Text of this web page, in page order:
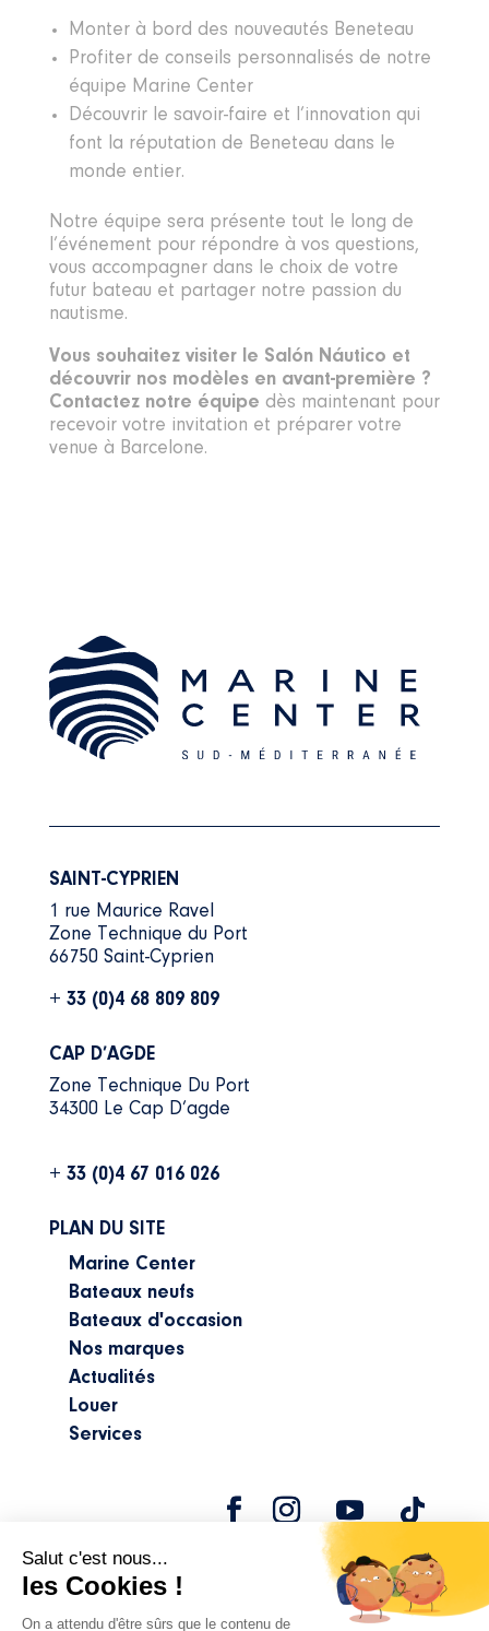
Monter à bord des nouveautés Beneteau
Profiter de conseils personnalisés de notre
équipe Marine Center
Découvrir le savoir-faire et l’innovation qui
font la réputation de Beneteau dans le
monde entier.
Notre équipe sera présente tout le long de
l’événement pour répondre à vos questions,
vous accompagner dans le choix de votre
futur bateau et partager notre passion du
nautisme.
Vous souhaitez visiter le Salón Náutico et
découvrir nos modèles en avant-première ?
Contactez notre équipe dès maintenant pour
recevoir votre invitation et préparer votre
venue à Barcelone.
SAINT-CYPRIEN
1 rue Maurice Ravel
Zone Technique du Port
66750 Saint-Cyprien
+ 33 (0)4 68 809 809
CAP D’AGDE
Zone Technique Du Port
34300 Le Cap D’agde
+ 33 (0)4 67 016 026
PLAN DU SITE
Marine Center
Bateaux neufs
Bateaux d'occasion
Nos marques
Actualités
Louer
Services